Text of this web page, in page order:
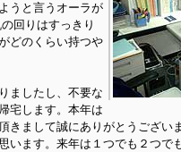
うと言うオーラが
回りはすっきり
どのくらい持つや
ましたし、不要な
宅します。本年は
きまして誠にありがとうござい
います。来年は１つでも２つで